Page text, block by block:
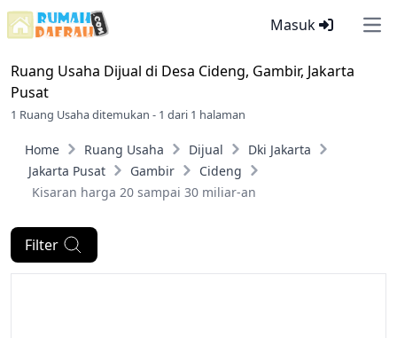
Masuk
Ruang Usaha Dijual di Desa Cideng, Gambir, Jakarta
Pusat
1 Ruang Usaha ditemukan - 1 dari 1 halaman
Home Ruang Usaha Dijual
Dki Jakarta
Jakarta Pusat
Gambir
Cideng
Kisaran harga 20 sampai 30 miliar-an
Filter